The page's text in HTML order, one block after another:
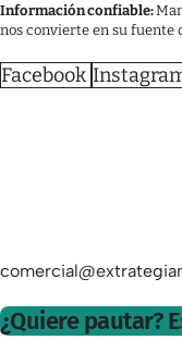
Información confiable:
nos convierte en su fuente
Facebook
¿Quiere pautar?